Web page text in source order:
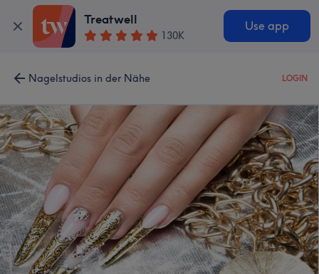
Treatwell
130K
Use app
Nagelstudios in der Nähe LOGIN